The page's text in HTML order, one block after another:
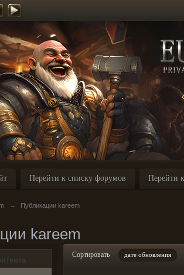
Перейти к списку форумов Перейти
→ Публикации kareem
kareem
Сортировать дате обновления